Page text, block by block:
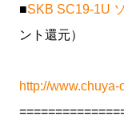
■SKB SC19-1U
ント還元）
http://